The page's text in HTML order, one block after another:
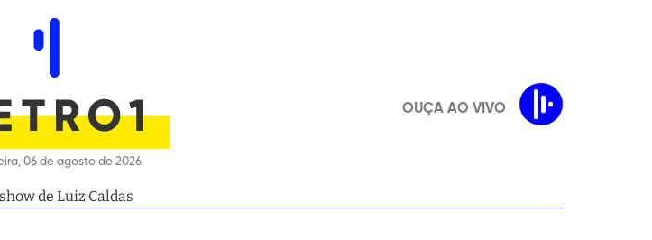
06 de agosto de 2026
OUÇA AO VIVO
de Luiz Caldas